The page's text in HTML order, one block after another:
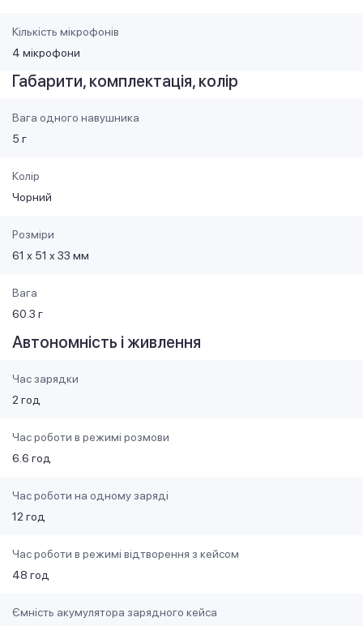
Кількість мікрофонів
4 мікрофони
Габарити, комплектація, колір
Вага одного навушника
5 г
Колір
Чорний
Розміри
61 х 51 х 33 мм
Вага
60.3 г
Автономність і живлення
Час зарядки
2 год
Час роботи в режимі розмови
6.6 год
Час роботи на одному заряді
12 год
Час роботи в режимі відтворення з кейсом
48 год
Ємність акумулятора зарядного кейса